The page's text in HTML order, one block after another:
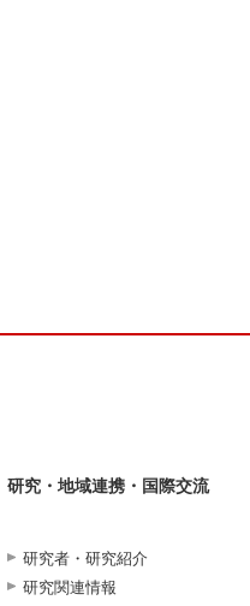
研究・地域連携・国際交流
研究者・研究紹介
研究関連情報